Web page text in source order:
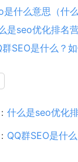
是什么意思（什
是seo优化排名
群SEO是什么？
什么是seo优化
QQ群SEO是什